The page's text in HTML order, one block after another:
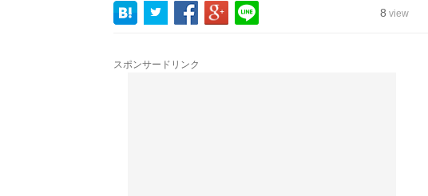
8 view
スポンサードリンク